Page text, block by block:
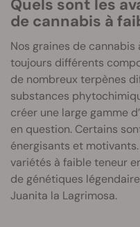
Quels sont les
de cannabis à
Nos graines de
toujours différents
de nombreux terpènes
substances
créer une large gamme
en question. Certains
énergisants et
variétés à faible teneur
de génétiques
Juanita la Lagrimosa.